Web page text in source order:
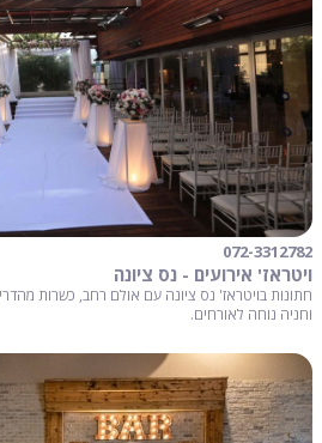
072-3312782
ויטראז' אירועים - נס ציונה
חתונות בויטראז' נס ציונה עם אולם רחב, כשרות
וחניה נוחה לאורחים.